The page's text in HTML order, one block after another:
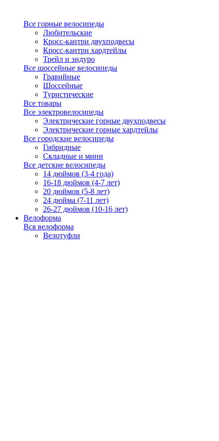
Все горные велосипеды
Любительские
Кросс-кантри двухподвесы
Кросс-кантри хардтейлы
Трейл и эндуро
Все шоссейные велосипеды
Гравийные
Шоссейные
Туристические
Все товары
Все электровелосипеды
Электрические горные двухподвесы
Электрические горные хардтейлы
Все городские велосипеды
Гибридные
Складные и мини
Все детские велосипеды
14 дюймов (3-4 года)
16-18 дюймов (4-7 лет)
20 дюймов (5-8 лет)
24 дюйма (7-11 лет)
26-27 дюймов (10-16 лет)
Велоформа
Вся велоформа
Велотуфли